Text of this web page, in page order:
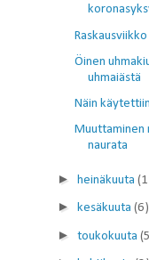
Öinen
uhmaiästä
Näin
Muuttaminen
naurata
► heinäkuuta
► kesäkuuta (6)
► toukokuuta